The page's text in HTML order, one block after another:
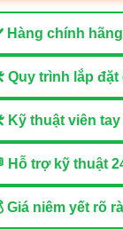
Hàng chính
Quy trình lắp đặt
Kỹ thuật viên tay
Hỗ trợ kỹ thuật
Giá niêm yết rõ